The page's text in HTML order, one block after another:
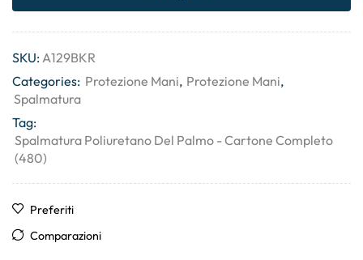
SKU: A129BKR
Categories: Protezione Mani, Protezione Mani,
Spalmatura
Tag:
Spalmatura Poliuretano Del Palmo - Cartone Completo
(480)
Preferiti
Comparazioni